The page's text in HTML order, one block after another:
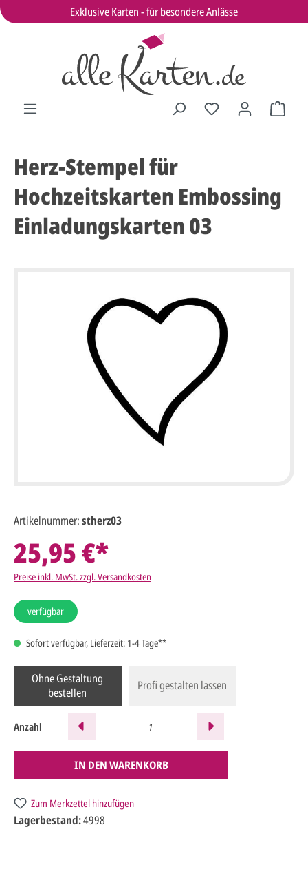
Exklusive Karten - für besondere Anlässe
Herz-Stempel für
Hochzeitskarten Embossing
Einladungskarten 03
25,95 €*
Preise inkl. MwSt. zzgl. Versandkosten
verfügbar
Sofort verfügbar, Lieferzeit: 1-4 Tage**
Ohne Gestaltung
bestellen
Profi gestalten lassen
Anzahl
IN DEN WARENKORB
Zum Merkzettel hinzufügen
Artikelnummer:stherz03
Lagerbestand:4998